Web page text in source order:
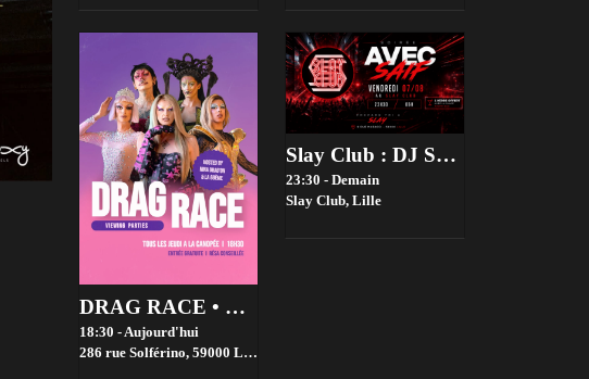
DRAG RACE • VIEWING PARTIES • GRATUIT
18:30 - Aujourd'hui
286 rue Solférino, 59000 Lille, France,
Slay Club : DJ SAIF 07/08
23:30 - Demain
Slay Club, Lille